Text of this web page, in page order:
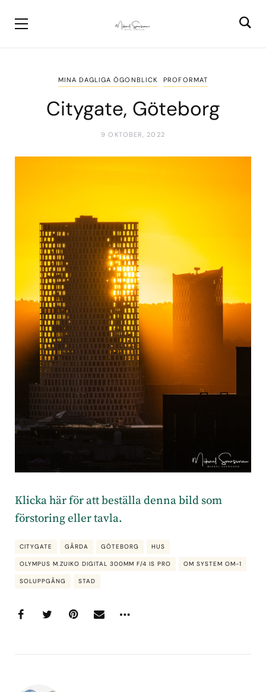
MINA DAGLIGA ÖGONBLICK PROFORMAT
Citygate, Göteborg
9 OKTOBER, 2022
Klicka här för att beställa denna bild som
förstoring eller tavla.
CITYGATE GÅRDA GÖTEBORG HUS
OLYMPUS M.ZUIKO DIGITAL 300MM F/4 IS PRO OM SYSTEM OM-1
SOLUPPGÅNG STAD